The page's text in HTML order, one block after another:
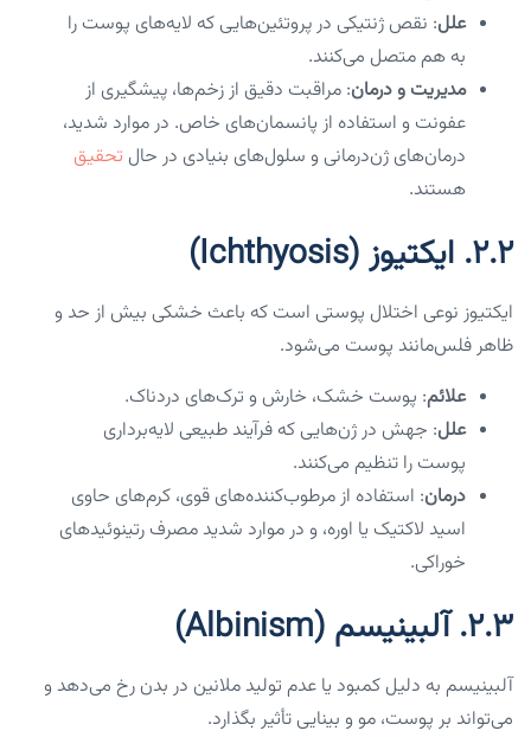
علل: نقص ژنتیکی در پروتئین‌هایی که لایه‌های پوست را
به هم متصل می‌کنند.
مدیریت و درمان: مراقبت دقیق از زخم‌ها، پیشگیری از
عفونت و استفاده از پانسمان‌های خاص. در موارد شدید،
درمان‌های ژن‌درمانی و سلول‌های بنیادی در حال تحقیق
هستند.
۲.۲. ایکتیوز (Ichthyosis)
ایکتیوز نوعی اختلال پوستی است که باعث خشکی بیش از حد و
ظاهر فلس‌مانند پوست می‌شود.
علائم: پوست خشک، خارش و ترک‌های دردناک.
علل: جهش در ژن‌هایی که فرآیند طبیعی لایه‌برداری
پوست را تنظیم می‌کنند.
درمان: استفاده از مرطوب‌کننده‌های قوی، کرم‌های حاوی
اسید لاکتیک یا اوره، و در موارد شدید مصرف رتینوئیدهای
خوراکی.
۲.۳. آلبینیسم (Albinism)
آلبینیسم به دلیل کمبود یا عدم تولید ملانین در بدن رخ می‌دهد و
می‌تواند بر پوست، مو و بینایی تأثیر بگذارد.